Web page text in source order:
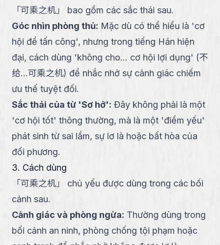
「可乘之机 」
bao gồm các sắc thái sau.
Góc nhìn phòng thủ: Mặc dù có thể hiểu là 'cơ
hội để tấn công', nhưng trong tiếng Hán hiện
đại, cách dùng 'không cho... cơ hội lợi dụng' (不
给...可乘之机) để nhắc nhở sự cảnh giác chiếm
ưu thế tuyệt đối.
Sắc thái của từ 'Sơ hở': Đây không phải là một
'cơ hội tốt' thông thường, mà là một 'điểm yếu'
phát sinh từ sai lầm, sự lơ là hoặc bất hòa của
đối phương.
3. Cách dùng
「可乘之机 」
chủ yếu được dùng trong các bối
cảnh sau.
Cảnh giác và phòng ngừa: Thường dùng trong
bối cảnh an ninh, phòng chống tội phạm hoặc